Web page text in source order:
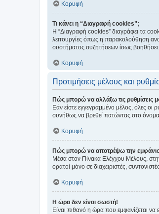
Κορυφή
Τι κάνει η “Διαγραφή cookies”;
Η “Διαγραφή cookies” διαγράφει τα
λειτουργίες όπως η παρακολούθηση
συστήματος συζητήσεων ίσως βοηθήσει.
Κορυφή
Προτιμήσεις μέλους και
Πώς μπορώ να αλλάξω τις ρυθμίσεις
Εάν είστε εγγεγραμμένο μέλος, όλες
συνήθως να βρεθεί πατώντας στο όνομα
Κορυφή
Πώς μπορώ να αποτρέψω την
Μέσα στον Πίνακα Ελέγχου Μέλους,
ορατοί μόνο σε διαχειριστές,
Κορυφή
Η ώρα δεν είναι σωστή!
Είναι πιθανό η ώρα που εμφανίζεται